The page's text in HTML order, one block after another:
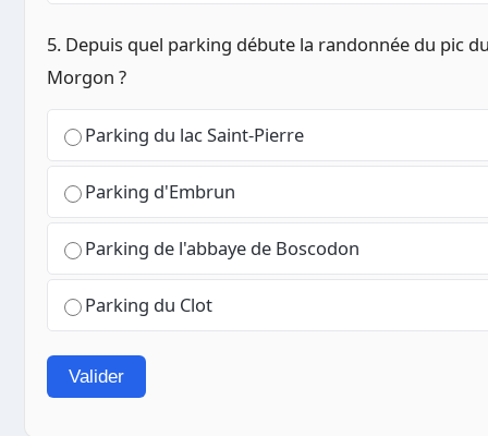
5. Depuis quel parking débute la randonnée du pic
Morgon ?
Parking du lac Saint-Pierre
Parking d'Embrun
Parking de l'abbaye de Boscodon
Parking du Clot
Valider